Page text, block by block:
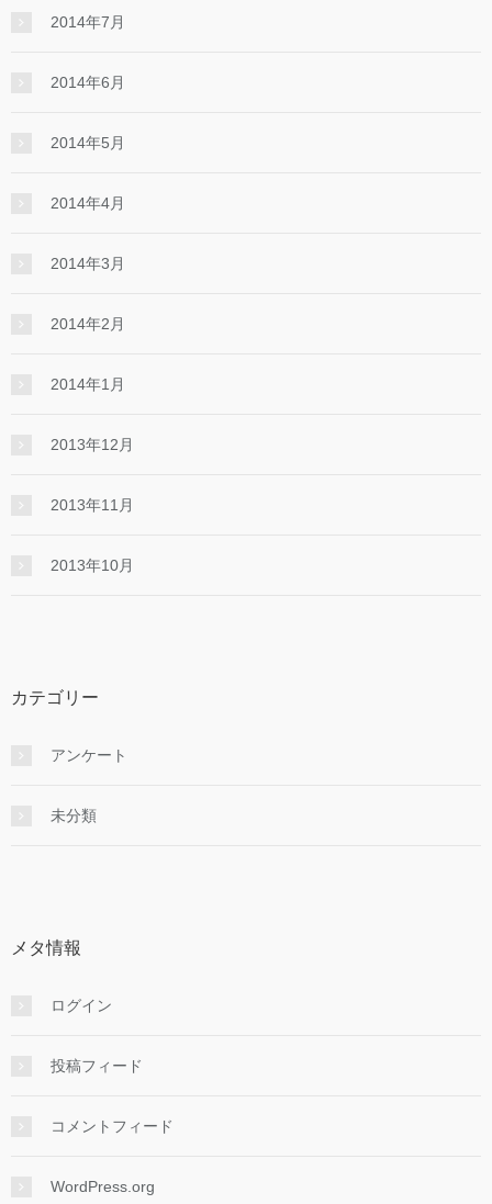
2014年7月
2014年6月
2014年5月
2014年4月
2014年3月
2014年2月
2014年1月
2013年12月
2013年11月
2013年10月
カテゴリー
アンケート
未分類
メタ情報
ログイン
投稿フィード
コメントフィード
WordPress.org